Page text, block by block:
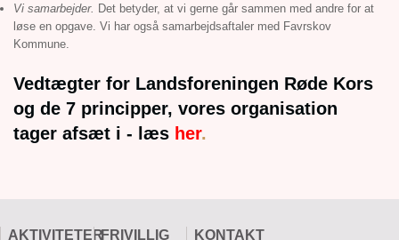
Vi samarbejder. Det betyder, at vi gerne går sammen med andre for at
løse en opgave. Vi har også samarbejdsaftaler med Favrskov
Kommune.
Vedtægter for Landsforeningen Røde Kors
og de 7 principper, vores organisation
tager afsæt i - læs her.
AKTIVITETERFRIVILLIG KONTAKT